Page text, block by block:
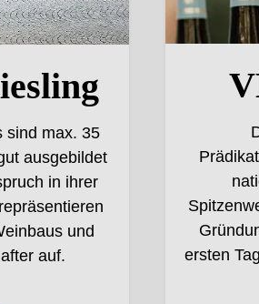
sind max. 35
ausgebildet
in ihrer
und
auf.
ersten